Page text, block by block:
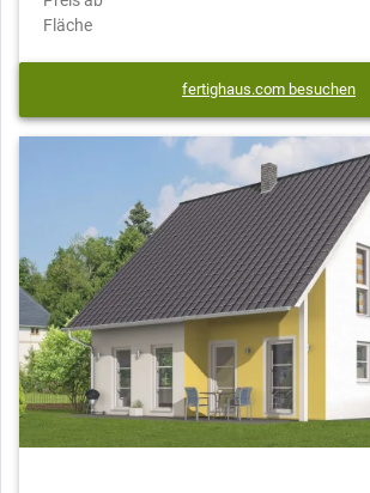
Fläche
fertighaus.com besuchen